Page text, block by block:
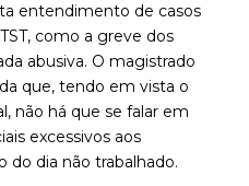
entendimento de casos
como a greve dos
abusiva. O magistrado
que, tendo em vista o
não há que se falar em
excessivos aos
do dia não trabalhado.